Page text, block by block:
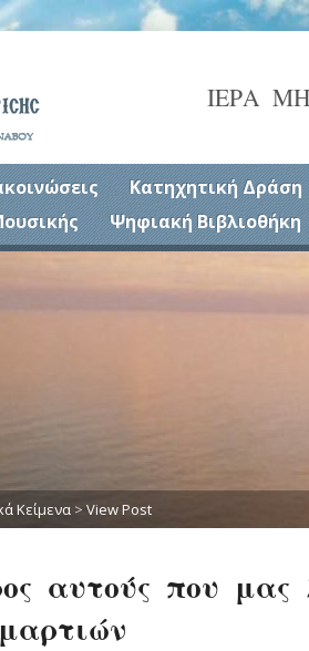
ΙΕΡΑ
Κατηχητική Δράση
Ψηφιακή Βιβλιοθήκη
Κείμενα > View Post
αυτούς που μας